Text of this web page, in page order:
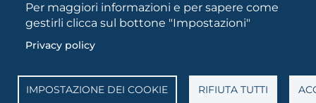
Per maggiori informazioni e per sapere come
gestirli clicca sul bottone "Impostazioni"
Privacy policy
IMPOSTAZIONE DEI COOKIE RIFIUTA TUTTI
Cookies
Università degli Studi di Foggia • Via A.Gramsci 89/91 •
servizioweb@unifg.it